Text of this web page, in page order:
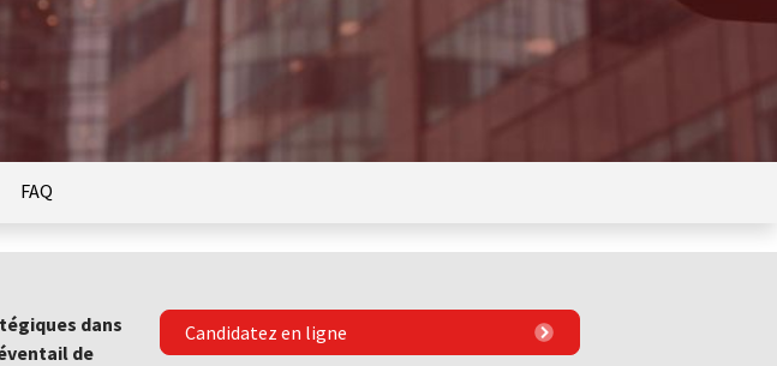
FAQ
dans
de
Candidatez en ligne